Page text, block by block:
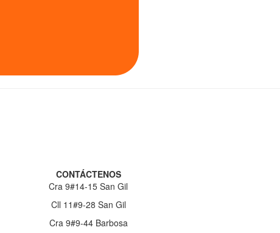
CONTÁCTENOS
Cra 9#14-15 San Gil
Cll 11#9-28 San Gil
Cra 9#9-44 Barbosa